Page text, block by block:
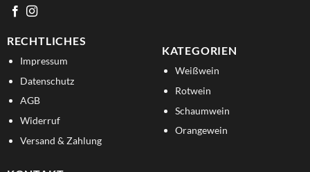
RECHTLICHES
Impressum
Datenschutz
AGB
Widerruf
Versand & Zahlung
KATEGORIEN
Weißwein
Rotwein
Schaumwein
Orangewein